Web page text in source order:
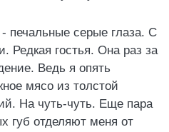
печальные серые глаза. С
Редкая гостья. Она раз за
Ведь я опять
мясо из толстой
На чуть-чуть. Еще пара
губ отделяют меня от